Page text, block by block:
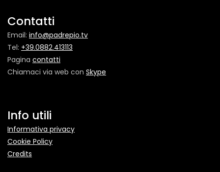
Contatti
Email: info@padrepio.tv
Tel: +39.0882.413113
Pagina contatti
Chiamaci via web con Skype
Info utili
Informativa privacy
Cookie Policy
Credits